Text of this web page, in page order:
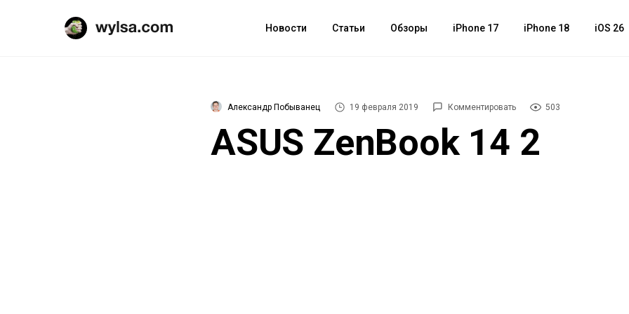
Новости Статьи Обзоры iPhone 17 iPhone 18 iOS 26
Александр Побыванец 19 февраля 2019 Комментировать 503
ASUS ZenBook 14 2